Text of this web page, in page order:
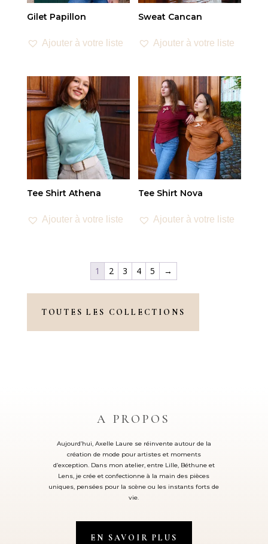
Gilet Papillon
Ajouter à votre liste
Sweat Cancan
Ajouter à votre liste
Tee Shirt Athena
Ajouter à votre liste
Tee Shirt Nova
Ajouter à votre liste
1 2 3 4 5 →
TOUTES LES COLLECTIONS
A PROPOS
Aujourd’hui, Axelle Laure se réinvente autour de la
création de mode pour artistes et moments
d’exception. Dans mon atelier, entre Lille, Béthune et
Lens, je crée et confectionne à la main des pièces
uniques, pensées pour la scène ou les instants forts de
vie.
EN SAVOIR PLUS